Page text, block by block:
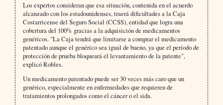
Los expertos consideran que esa situación, contenida en el acuerdo
alcanzado con los estadounidenses, traerá dificultades a la Caja
Costarricense del Seguro Social (CCSS), entidad que logra una
cobertura del 100% gracias a la adquisición de medicamentos
genéricos. "La Caja tendrá que limitarse a comprar el medicamento
patentado aunque el genérico sea igual de bueno, ya que el período de
protección de prueba bloqueará el levantamiento de la patente",
explicó Robles.
Un medicamento patentado puede ser 30 veces más caro que un
genérico, especialmente en enfermedades que requieren de
tratamientos prolongados como el cáncer o el sida.